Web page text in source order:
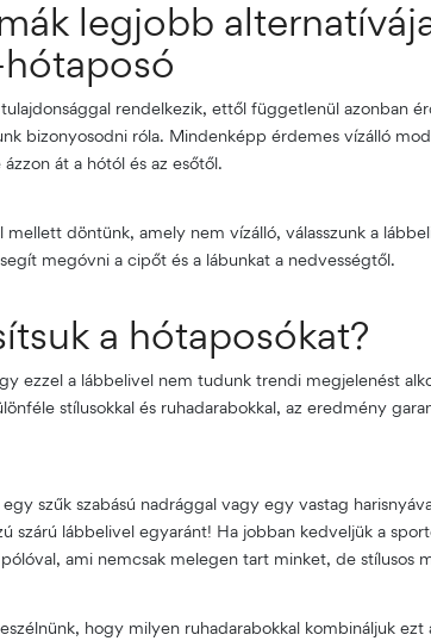
legjobb
rendelkezik, ettől függetlenül azonban
bizonyosodni róla. Mindenképp érdemes vízálló
át a hótól és az esőtől.
döntünk, amely nem vízálló, válasszunk a
megóvni a cipőt és a lábunkat a nedvességtől.
a hótaposókat?
ezzel a lábbelivel nem tudunk trendi megjelenést
stílusokkal és ruhadarabokkal, az eredmény
szűk szabású nadrággal vagy egy vastag
szárú lábbelivel egyaránt! Ha jobban kedveljük a
ami nemcsak melegen tart minket, de stílusos
hogy milyen ruhadarabokkal kombináljuk